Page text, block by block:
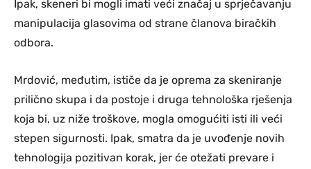
Ipak, skeneri bi mogli imati veći značaj u sprječavanju
manipulacija glasovima od strane članova biračkih
odbora.
Mrdović, međutim, ističe da je oprema za skeniranje
prilično skupa i da postoje i druga tehnološka rješenja
koja bi, uz niže troškove, mogla omogućiti isti ili veći
stepen sigurnosti. Ipak, smatra da je uvođenje novih
tehnologija pozitivan korak, jer će otežati prevare i